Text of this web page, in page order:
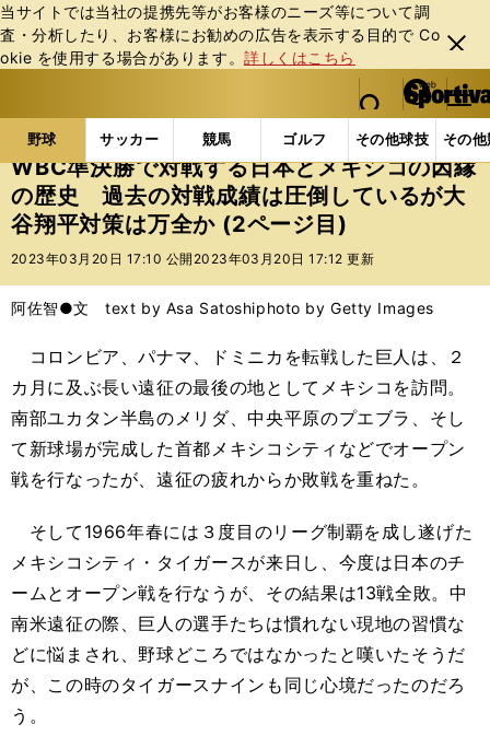
当サイトでは当社の提携先等がお客様のニーズ等について調
査・分析したり、お客様にお勧めの広告を表⽰する⽬的で Co
okie を使⽤する場合があります。詳しくはこちら
閉じ
る
web Sportiva (webスポルティーバ)
検索
マイペ
ー
ジ
メニュ
野球 サッカー 競馬 ゴルフ その他球技 その
b
ス
ポ
ル
テ
ー
バ
野球の記事一覧 プロ野球 WBC準決勝で対戦する
WBC準決勝で対戦する日本とメキシコの因縁
の歴史 過去の対戦成績は圧倒しているが大
谷翔平対策は万全か (2ページ目)
2023年03月20日 17:10 公開 2023年03月20日 17:12 更新
阿佐智●文 text by Asa Satoshiphoto by Getty Images
コロンビア、パナマ、ドミニカを転戦した巨人は、２
カ月に及ぶ長い遠征の最後の地としてメキシコを訪問。
南部ユカタン半島のメリダ、中央平原のプエブラ、そし
て新球場が完成した首都メキシコシティなどでオープン
戦を行なったが、遠征の疲れからか敗戦を重ねた。
そして1966年春には３度目のリーグ制覇を成し遂げた
メキシコシティ・タイガースが来日し、今度は日本のチ
ームとオープン戦を行なうが、その結果は13戦全敗。中
南米遠征の際、巨人の選手たちは慣れない現地の習慣な
どに悩まされ、野球どころではなかったと嘆いたそうだ
が、この時のタイガースナインも同じ心境だったのだろ
う。